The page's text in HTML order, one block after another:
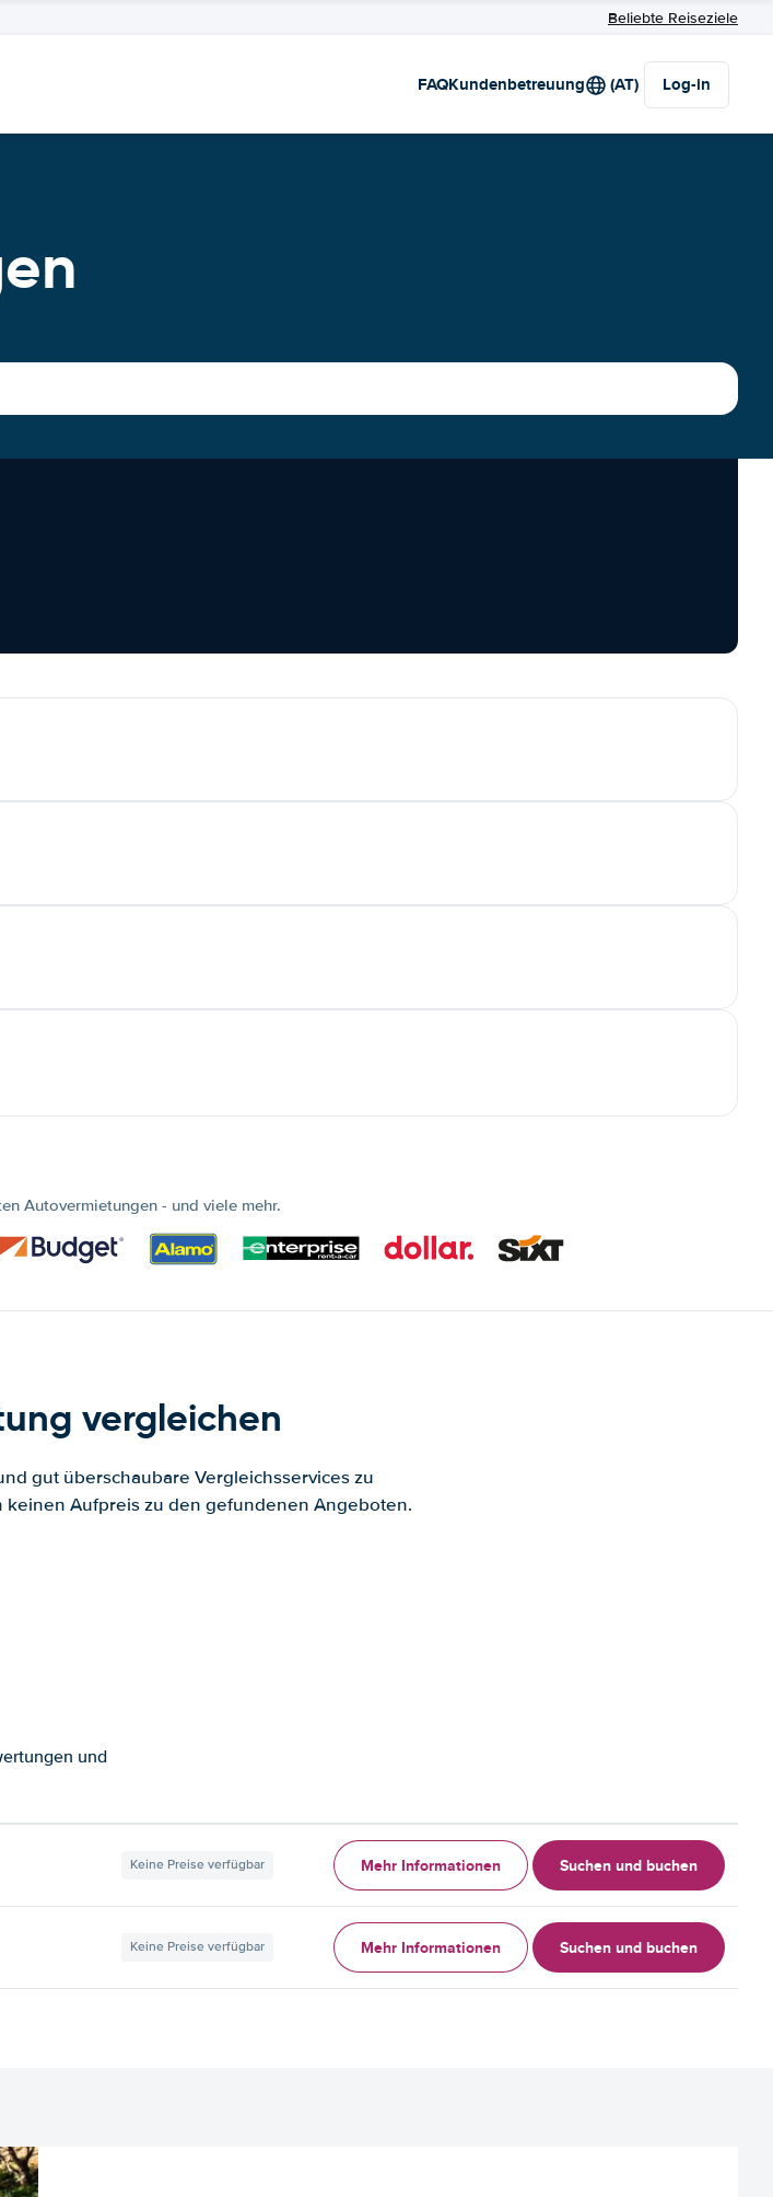
Beliebte Reiseziele
FAQKundenbetreuung (AT) Log-in
Autovermietungen - und viele mehr.
vergleichen
gut überschaubare Vergleichsservices zu
Aufpreis zu den gefundenen Angeboten.
und
Keine Preise verfügbar Mehr Informationen Suchen und buchen
Keine Preise verfügbar Mehr Informationen Suchen und buchen